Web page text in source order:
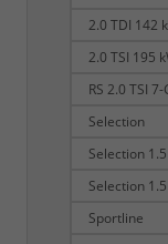
2.0 TDI 142
2.0 TSI 195
RS 2.0 TSI
Selection
Selection
Selection
Sportline